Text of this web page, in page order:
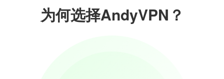
为何选择AndyVPN？